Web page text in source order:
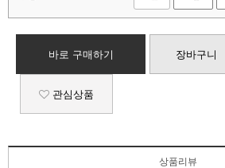
바로 구매하기 장바구니
관심상품
상품리뷰